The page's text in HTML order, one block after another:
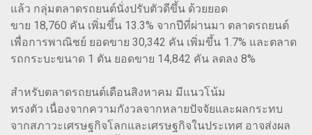
แล้ว กลุ่มตลาดรถยนต์นั่งปรับตัวดีขึ้น ด้วยยอด
ขาย 18,760 คัน เพิ่มขึ้น 13.3% จากปีที่ผ่านมา ตลาดรถยนต์
เพื่อการพาณิชย์ ยอดขาย 30,342 คัน เพิ่มขึ้น 1.7% และตลาด
รถกระบะขนาด 1 ตัน ยอดขาย 14,842 คัน ลดลง 8%
สำหรับตลาดรถยนต์เดือนสิงหาคม มีแนวโน้ม
ทรงตัว เนื่องจากความกังวลจากหลายปัจจัยและผลกระทบ
จากสภาวะเศรษฐกิจโลกและเศรษฐกิจในประเทศ อาจส่งผล